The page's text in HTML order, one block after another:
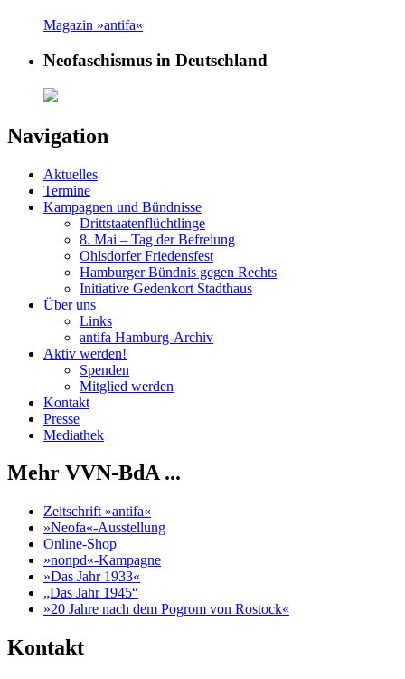
Magazin »antifa«
Neofaschismus in Deutschland
Navigation
Aktuelles
Termine
Kampagnen und Bündnisse
Drittstaatenflüchtlinge
8. Mai – Tag der Befreiung
Ohlsdorfer Friedensfest
Hamburger Bündnis gegen Rechts
Initiative Gedenkort Stadthaus
Über uns
Links
antifa Hamburg-Archiv
Aktiv werden!
Spenden
Mitglied werden
Kontakt
Presse
Mediathek
Mehr VVN-BdA ...
Zeitschrift »antifa«
»Neofa«-Ausstellung
Online-Shop
»nonpd«-Kampagne
»Das Jahr 1933«
„Das Jahr 1945“
»20 Jahre nach dem Pogrom von Rostock«
Kontakt